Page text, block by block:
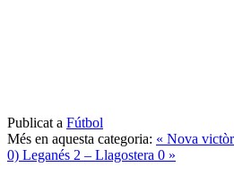
Publicat a Fútbol
Més en aquesta categoria: « Nova
0) Leganés 2 – Llagostera 0 »